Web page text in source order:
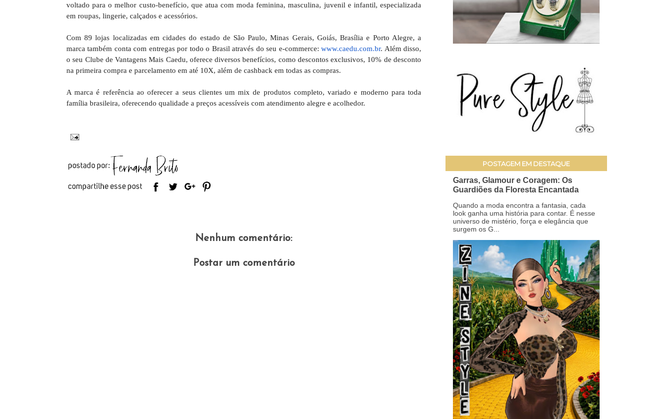
voltado para o melhor custo-benefício, que atua com moda feminina, masculina, juvenil e infantil, especializada
em roupas, lingerie, calçados e acessórios.
Com 89 lojas localizadas em cidades do estado de São Paulo, Minas Gerais, Goiás, Brasília e Porto Alegre, a
marca também conta com entregas por todo o Brasil através do seu e-commerce:www.caedu.com.br. Além disso,
o seu Clube de Vantagens Mais Caedu, oferece diversos benefícios, como descontos exclusivos, 10% de desconto
na primeira compra e parcelamento em até 10X, além de cashback em todas as compras.
A marca é referência ao oferecer a seus clientes um mix de produtos completo, variado e moderno para toda
família brasileira, oferecendo qualidade a preços acessíveis com atendimento alegre e acolhedor.
Nenhum comentário:
Postar um comentário
POSTAGEM EM DESTAQUE
Garras, Glamour e Coragem: Os
Guardiões da Floresta Encantada
Quando a moda encontra a fantasia, cada
look ganha uma história para contar. É nesse
universo de mistério, força e elegância que
surgem os G...